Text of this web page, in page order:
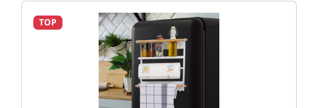
TOP